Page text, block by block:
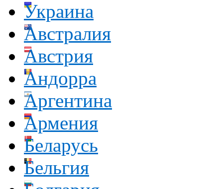
Украина
Австралия
Австрия
Андорра
Аргентина
Армения
Беларусь
Бельгия